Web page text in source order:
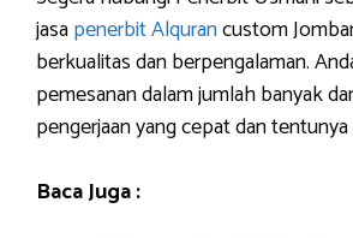
jasapenerbit Alqurancustom
berkualitas dan berpengalaman.
pemesanan dalam jumlah banyak
pengerjaan yang cepat dan
Baca Juga :